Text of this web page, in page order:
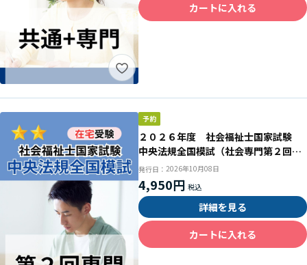
カートに入れる
２０２６年度 社会福祉士国家試験
中央法規全国模試（社会専門第２回
目）
発行日： 2026年10月08日
4,950円
詳細を見る
カートに入れる